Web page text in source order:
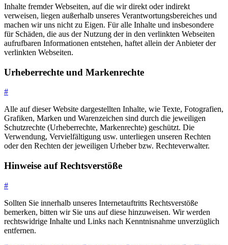
Inhalte fremder Webseiten, auf die wir direkt oder indirekt
verweisen, liegen außerhalb unseres Verantwortungsbereiches und
machen wir uns nicht zu Eigen. Für alle Inhalte und insbesondere
für Schäden, die aus der Nutzung der in den verlinkten Webseiten
aufrufbaren Informationen entstehen, haftet allein der Anbieter der
verlinkten Webseiten.
Urheberrechte und Markenrechte
#
Alle auf dieser Website dargestellten Inhalte, wie Texte, Fotografien,
Grafiken, Marken und Warenzeichen sind durch die jeweiligen
Schutzrechte (Urheberrechte, Markenrechte) geschützt. Die
Verwendung, Vervielfältigung usw. unterliegen unseren Rechten
oder den Rechten der jeweiligen Urheber bzw. Rechteverwalter.
Hinweise auf Rechtsverstöße
#
Sollten Sie innerhalb unseres Internetauftritts Rechtsverstöße
bemerken, bitten wir Sie uns auf diese hinzuweisen. Wir werden
rechtswidrige Inhalte und Links nach Kenntnisnahme unverzüglich
entfernen.